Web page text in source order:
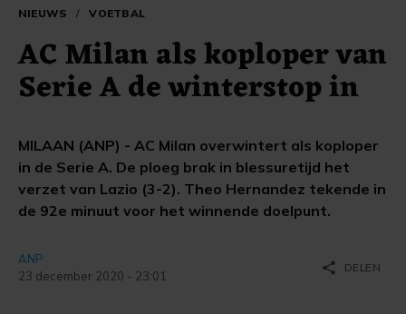
NIEUWS / VOETBAL
AC Milan als koploper van
Serie A de winterstop in
MILAAN (ANP) - AC Milan overwintert als koploper
in de Serie A. De ploeg brak in blessuretijd het
verzet van Lazio (3-2). Theo Hernandez tekende in
de 92e minuut voor het winnende doelpunt.
ANP
23 december 2020 - 23:01
share DELEN